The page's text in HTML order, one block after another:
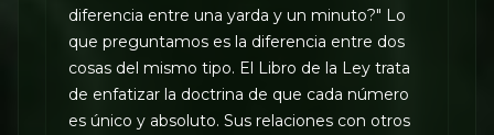
diferencia entre una yarda y un minuto?" Lo
que preguntamos es la diferencia entre dos
cosas del mismo tipo. El Libro de la Ley trata
de enfatizar la doctrina de que cada número
es único y absoluto. Sus relaciones con otros